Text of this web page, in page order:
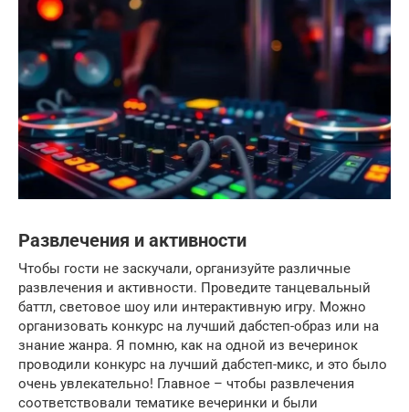
Развлечения и активности
Чтобы гости не заскучали, организуйте различные
развлечения и активности. Проведите танцевальный
баттл, световое шоу или интерактивную игру. Можно
организовать конкурс на лучший дабстеп-образ или на
знание жанра. Я помню, как на одной из вечеринок
проводили конкурс на лучший дабстеп-микс, и это было
очень увлекательно! Главное – чтобы развлечения
соответствовали тематике вечеринки и были